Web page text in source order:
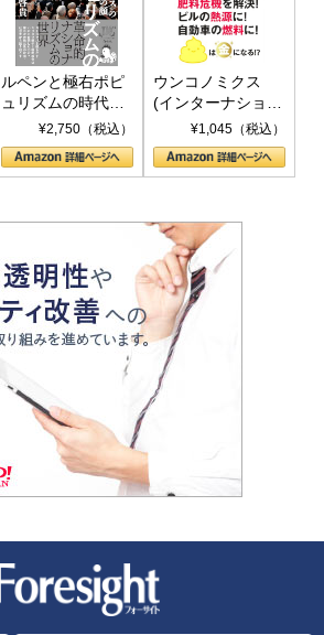
ルペンと極右ポピ
ュリズムの時代：
〈ヤヌス〉の二つ
の顔
¥2,750（税込）
ウンコノミクス
(インターナショナ
ル新書)¥1,045（税込）